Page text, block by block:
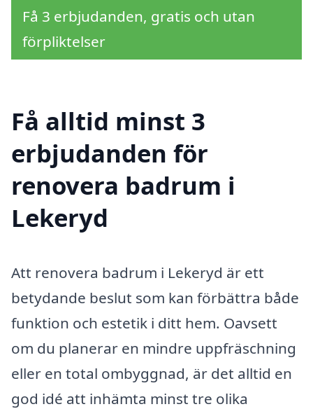
Få 3 erbjudanden, gratis och utan
förpliktelser
Få alltid minst 3
erbjudanden för
renovera badrum i
Lekeryd
Att renovera badrum i Lekeryd är ett
betydande beslut som kan förbättra både
funktion och estetik i ditt hem. Oavsett
om du planerar en mindre uppfräschning
eller en total ombyggnad, är det alltid en
god idé att inhämta minst tre olika